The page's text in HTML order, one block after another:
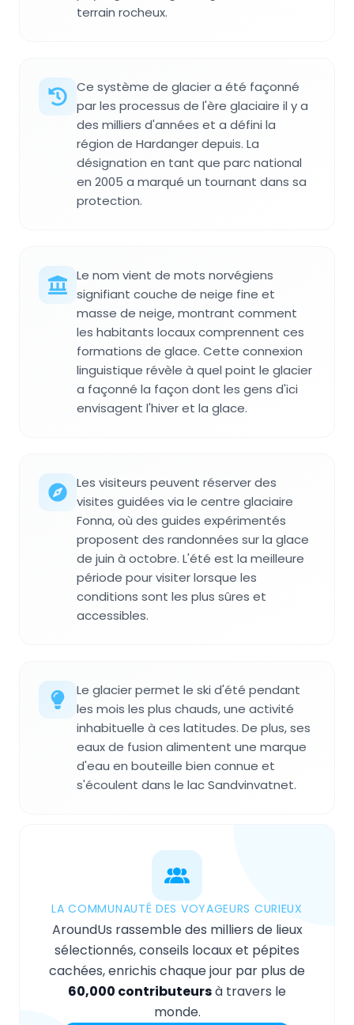
terrain rocheux.
Ce système de glacier a été façonné
par les processus de l'ère glaciaire il y a
des milliers d'années et a défini la
région de Hardanger depuis. La
désignation en tant que parc national
en 2005 a marqué un tournant dans sa
protection.
Le nom vient de mots norvégiens
signifiant couche de neige fine et
masse de neige, montrant comment
les habitants locaux comprennent ces
formations de glace. Cette connexion
linguistique révèle à quel point le glacier
a façonné la façon dont les gens d'ici
envisagent l'hiver et la glace.
Les visiteurs peuvent réserver des
visites guidées via le centre glaciaire
Fonna, où des guides expérimentés
proposent des randonnées sur la glace
de juin à octobre. L'été est la meilleure
période pour visiter lorsque les
conditions sont les plus sûres et
accessibles.
Le glacier permet le ski d'été pendant
les mois les plus chauds, une activité
inhabituelle à ces latitudes. De plus, ses
eaux de fusion alimentent une marque
d'eau en bouteille bien connue et
s'écoulent dans le lac Sandvinvatnet.
LA COMMUNAUTÉ DES VOYAGEURS CURIEUX
AroundUs rassemble des milliers de lieux
sélectionnés, conseils locaux et pépites
cachées, enrichis chaque jour par plus de
60,000 contributeursà travers le
monde.